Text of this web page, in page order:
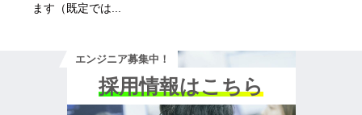
ます（既定では...
エンジニア募集中！
採用情報はこちら